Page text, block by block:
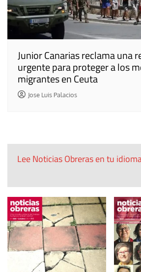
Junior Canarias reclama una
urgente para proteger a los
migrantes en Ceuta
Jose Luis Palacios
Lee Noticias Obreras en tu